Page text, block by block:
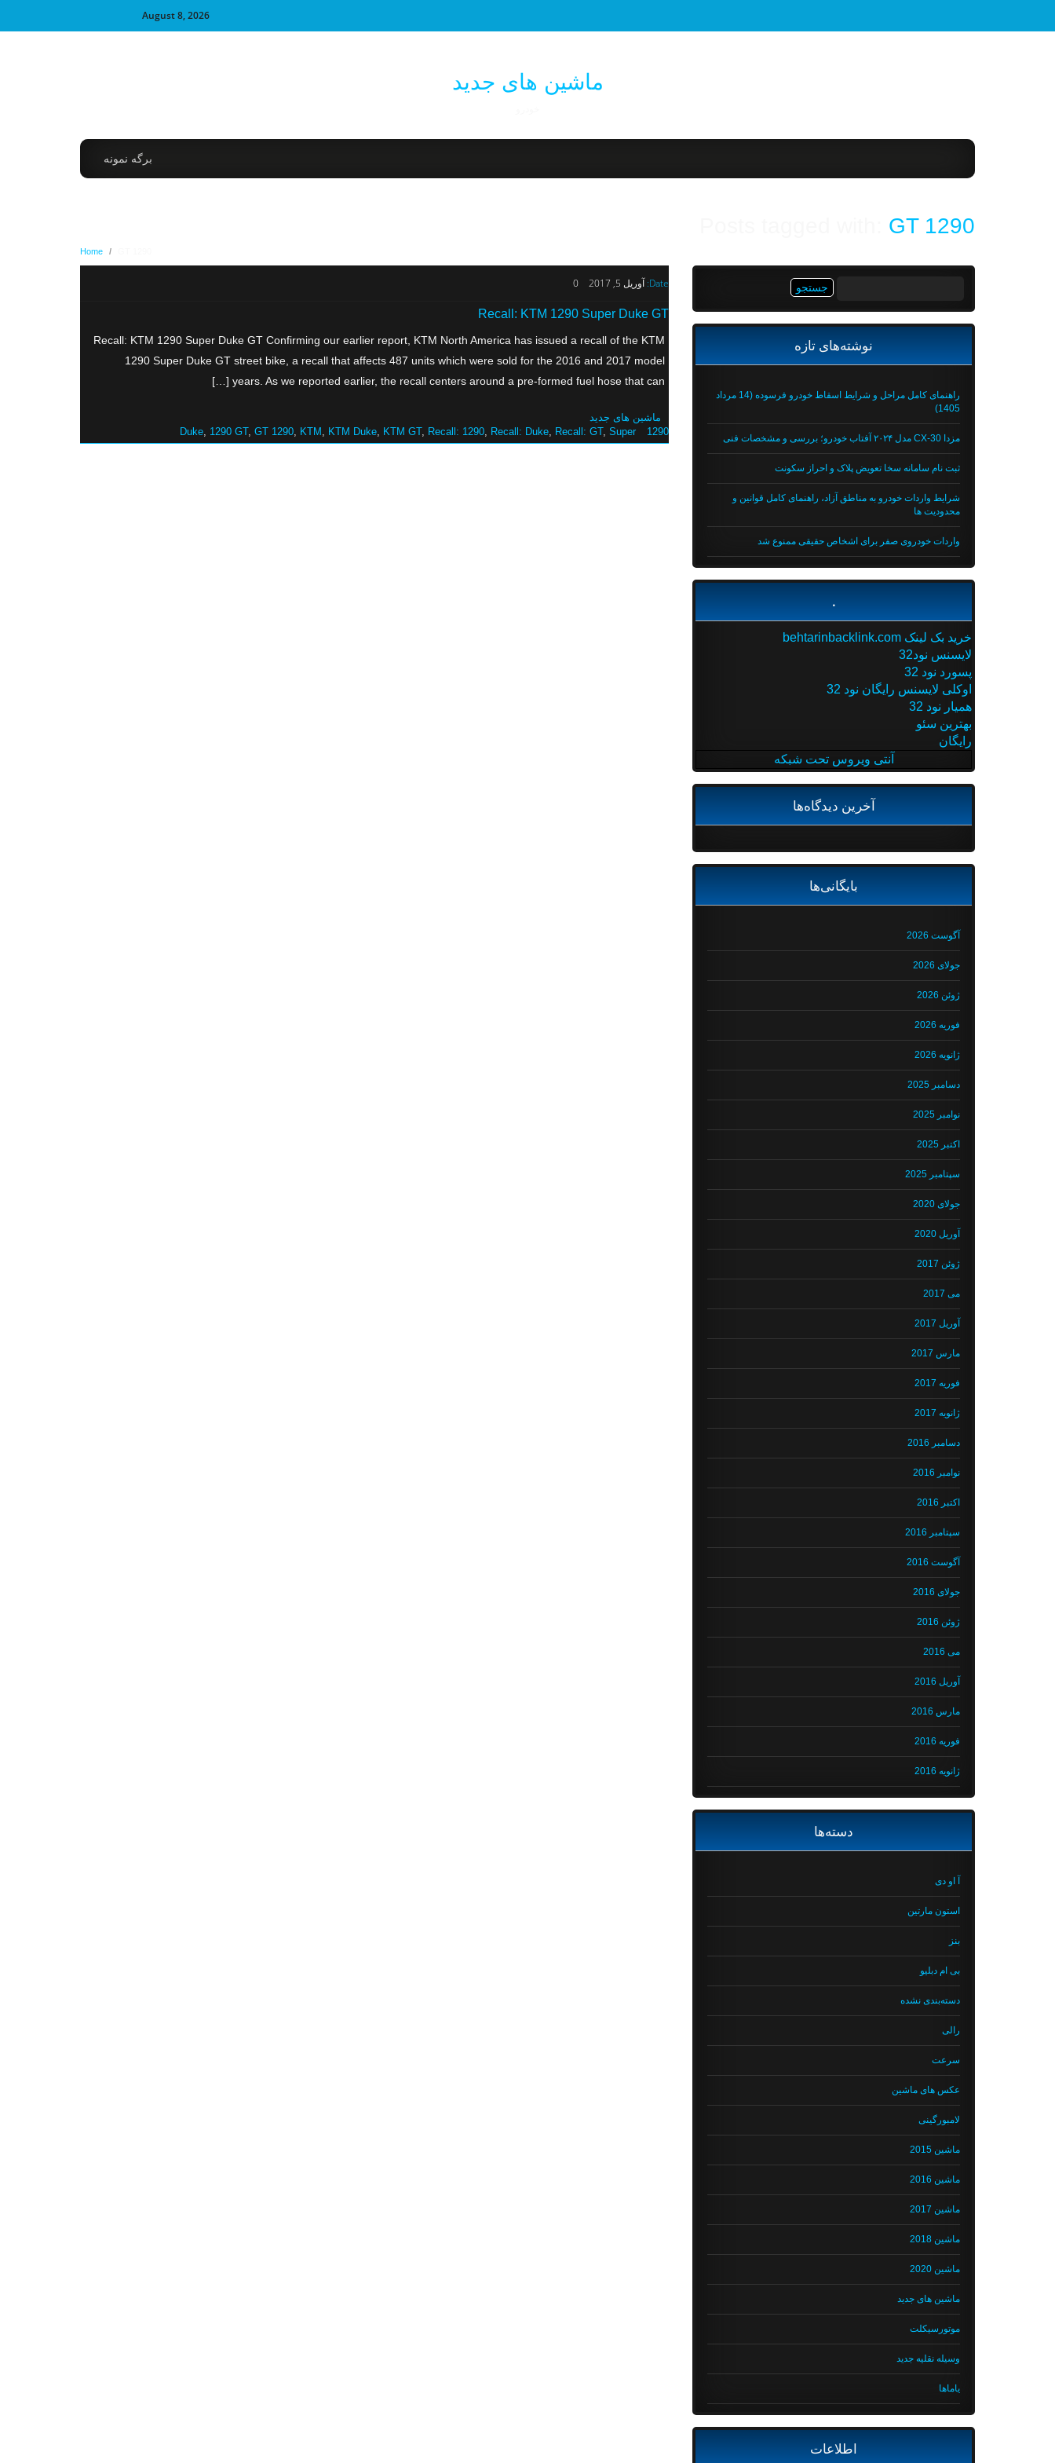
August 8, 2026
ماشین های جدید
برگه نمونه
GT 1290
Home /
Date: آوریل 5, 2017 0
Recall: KTM 1290 Super Duke GT
Recall: KTM 1290 Super Duke GT Confirming our earlier report, KTM North America has issued a recall of the KTM
1290 Super Duke GT street bike, a recall that affects 487 units which were sold for the 2016 and 2017 model
years. As we reported earlier, the recall centers around a pre-formed fuel hose that can […]
ماشین های جدید
1290 Duke
1290 GT, GT 1290 KTM KTM Duke KTM GT, Recall: 1290 Recall: Duke Recall: GT, Super
نوشته‌های تازه
راهنمای کامل مراحل و شرایط اسقاط خودرو فرسوده (14 مرداد
1405)
مزدا CX-30 مدل ۲۰۲۴ آفتاب خودرو؛ بررسی و مشخصات فنی
ثبت نام سامانه سخا تعویض پلاک و احراز سکونت
شرایط واردات خودرو به مناطق آزاد، راهنمای کامل قوانین و
محدودیت ها
واردات خودروی صفر برای اشخاص حقیقی ممنوع شد
.
خرید بک لینک behtarinbacklink.com
لایسنس نود32
پسورد نود 32
اوکلی لایسنس رایگان نود 32
همیار نود 32
بهترین سئو
رایگان
آنتی ویروس تحت شبکه
آخرین دیدگاه‌ها
بایگانی‌ها
آگوست 2026
جولای 2026
ژوئن 2026
فوریه 2026
ژانویه 2026
دسامبر 2025
نوامبر 2025
اکتبر 2025
سپتامبر 2025
جولای 2020
آوریل 2020
ژوئن 2017
می 2017
آوریل 2017
مارس 2017
فوریه 2017
ژانویه 2017
دسامبر 2016
نوامبر 2016
اکتبر 2016
سپتامبر 2016
آگوست 2016
جولای 2016
ژوئن 2016
می 2016
آوریل 2016
مارس 2016
فوریه 2016
ژانویه 2016
دسته‌ها
آ او دی
استون مارتین
بنز
بی ام دبلیو
دسته‌بندی نشده
رالی
سرعت
عکس های ماشین
لامبورگینی
ماشین 2015
ماشین 2016
ماشین 2017
ماشین 2018
ماشین 2020
ماشین های جدید
موتورسیکلت
وسیله نقلیه جدید
یاماها
اطلاعات